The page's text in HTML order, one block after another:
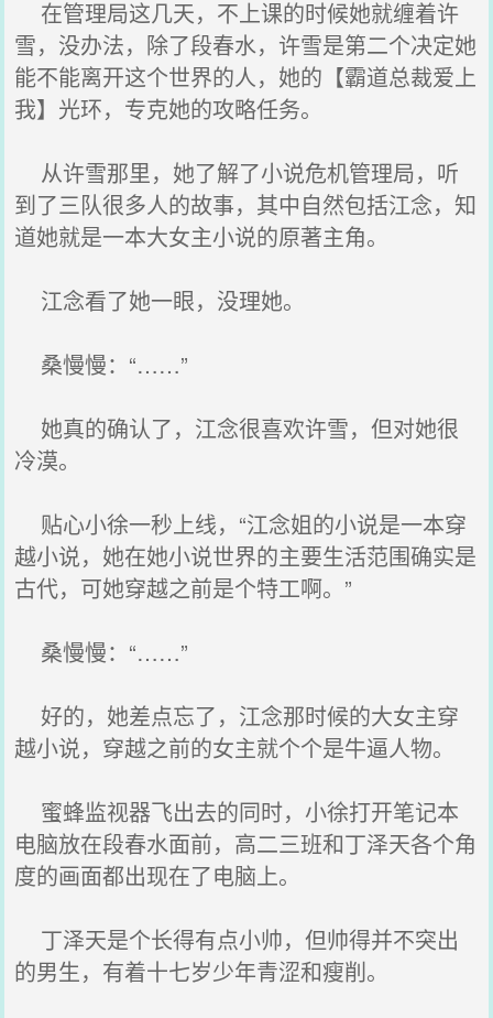
在管理局这几天，不上课的时候她就缠着许
雪，没办法，除了段春水，许雪是第二个决定她
能不能离开这个世界的人，她的【霸道总裁爱上
我】光环，专克她的攻略任务。
从许雪那里，她了解了小说危机管理局，听
到了三队很多人的故事，其中自然包括江念，知
道她就是一本大女主小说的原著主角。
江念看了她一眼，没理她。
桑慢慢：“……”
她真的确认了，江念很喜欢许雪，但对她很
冷漠。
贴心小徐一秒上线，“江念姐的小说是一本穿
越小说，她在她小说世界的主要生活范围确实是
古代，可她穿越之前是个特工啊。”
桑慢慢：“……”
好的，她差点忘了，江念那时候的大女主穿
越小说，穿越之前的女主就个个是牛逼人物。
蜜蜂监视器飞出去的同时，小徐打开笔记本
电脑放在段春水面前，高二三班和丁泽天各个角
度的画面都出现在了电脑上。
丁泽天是个长得有点小帅，但帅得并不突出
的男生，有着十七岁少年青涩和瘦削。